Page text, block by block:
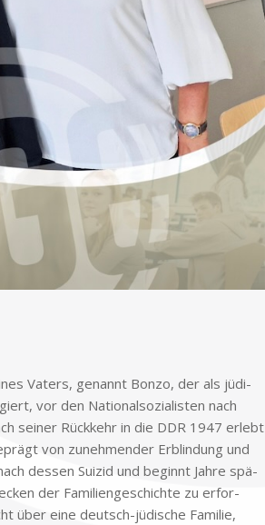
Va­ters, ge­nannt Bon­zo, der als jü­di­
vor den Na­tio­nal­so­zia­li­sten nach
sei­ner Rück­kehr in die DDR 1947 er­lebt
von zu­neh­men­der Er­blin­dung und
des­sen Sui­zid und be­ginnt Jah­re spä­
der Fa­mi­li­en­ge­schich­te zu er­for­
über eine deutsch-jü­di­sche Fa­mi­lie,